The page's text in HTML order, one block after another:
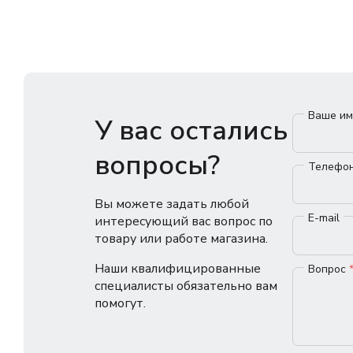
У вас остались
вопросы?
Вы можете задать любой
интересующий вас вопрос по
товару или работе магазина.
Наши квалифицированные
специалисты обязательно вам
помогут.
Ваше
E-mail
Вопрос *